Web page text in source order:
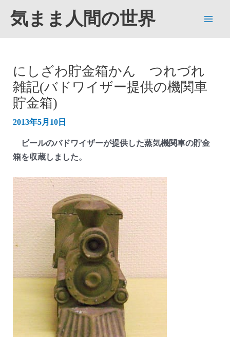
気まま人間の世界
にしざわ貯金箱かん つれづれ
雑記(バドワイザー提供の機関車
貯金箱)
2013年5月10日
ビールのバドワイザーが提供した蒸気機関車の貯金
箱を収蔵しました。